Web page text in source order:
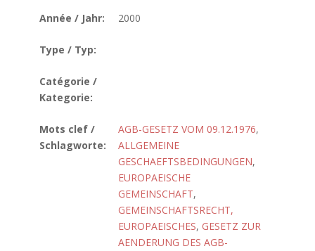
Année / Jahr: 2000
Type / Typ:
Catégorie /
Kategorie:
Mots clef /
Schlagworte:
AGB-GESETZ VOM 09.12.1976,
ALLGEMEINE
GESCHAEFTSBEDINGUNGEN,
EUROPAEISCHE
GEMEINSCHAFT,
GEMEINSCHAFTSRECHT,
EUROPAEISCHES, GESETZ ZUR
AENDERUNG DES AGB-